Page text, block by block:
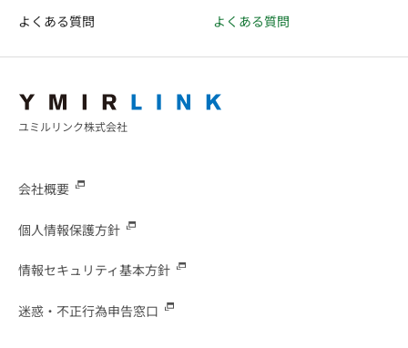
よくある質問
よくある質問
ユミルリンク株式会社
会社概要
個人情報保護方針
情報セキュリティ基本方針
迷惑・不正行為申告窓口